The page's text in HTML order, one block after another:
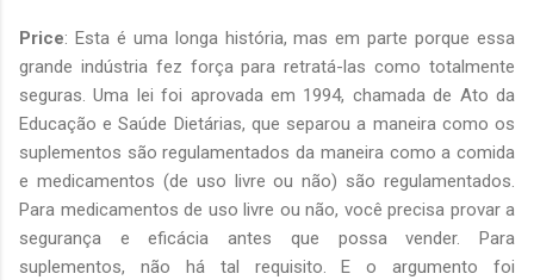
Price: Esta é uma longa história, mas em parte porque essa
grande indústria fez força para retratá-las como totalmente
seguras. Uma lei foi aprovada em 1994, chamada de Ato da
Educação e Saúde Dietárias, que separou a maneira como os
suplementos são regulamentados da maneira como a comida
e medicamentos (de uso livre ou não) são regulamentados.
Para medicamentos de uso livre ou não, você precisa provar a
segurança e eficácia antes que possa vender. Para
suplementos, não há tal requisito. E o argumento foi